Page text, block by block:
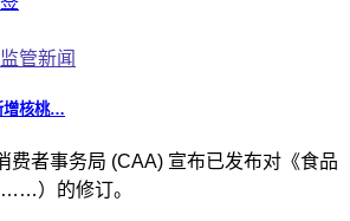
监管新闻
增核桃…
费者事务局 (CAA) 宣布已发布对《食品
）的修订。